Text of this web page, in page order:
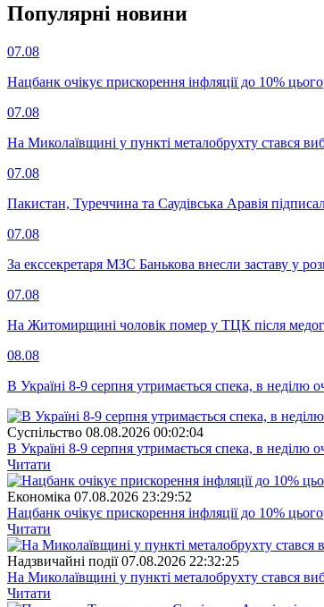
Популярнi новини
07.08
Нацбанк очікує прискорення інфляції до 10%
07.08
На Миколаївщині у пункті металобрухту стався
07.08
Пакистан, Туреччина та Саудівська Аравія
07.08
За екссекретаря МЗС Банькова внесли заставу у
07.08
На Житомирщині чоловік помер у ТЦК після
08.08
В Україні 8-9 серпня утримається спека, в неділю
Суспiльство 08.08.2026 00:02:04
В Україні 8-9 серпня утримається спека, в неділю
Читати
Економіка 07.08.2026 23:29:52
Нацбанк очікує прискорення інфляції до 10%
Читати
Надзвичайні події 07.08.2026 22:32:25
На Миколаївщині у пункті металобрухту стався
Читати